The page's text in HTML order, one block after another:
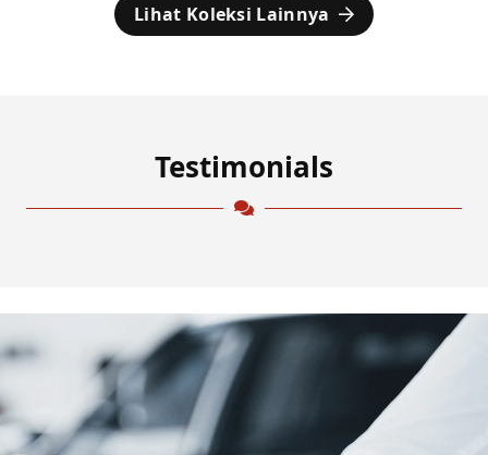
Lihat Koleksi Lainnya
Testimonials